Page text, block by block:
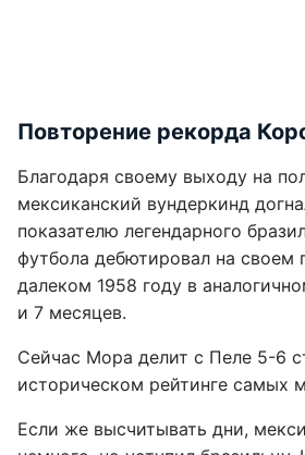
Повторение рекорда
Благодаря своему выходу на
мексиканский вундеркинд
показателю легендарного
футбола дебютировал на своем
далеком 1958 году в
и 7 месяцев.
Сейчас Мора делит с Пеле 5-6
историческом рейтинге самых
Если же высчитывать дни,